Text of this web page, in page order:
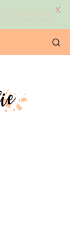
X